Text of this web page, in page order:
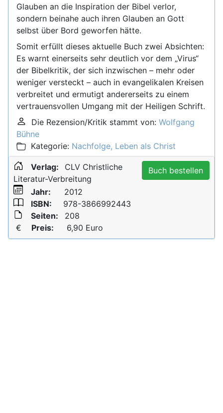
Glauben an die Inspiration der Bibel verlor,
sondern beinahe auch ihren Glauben an Gott
selbst über Bord geworfen hätte.
Somit erfüllt dieses aktuelle Buch zwei Absichten:
Es warnt einerseits sehr deutlich vor dem „Virus“
der Bibelkritik, der sich inzwischen – mehr oder
weniger versteckt – auch in evangelikalen Kreisen
verbreitet und ermutigt andererseits zu einem
vertrauensvollen Umgang mit der Heiligen Schrift.
Die Rezension/Kritik stammt von: Wolfgang
Bühne
Kategorie: Nachfolge, Leben als Christ
Buch bestellen
Verlag:
CLV Christliche
Literatur-Verbreitung
Jahr:
2012
ISBN:
978-3866992443
Seiten:
208
€ Preis: 6,90 Euro